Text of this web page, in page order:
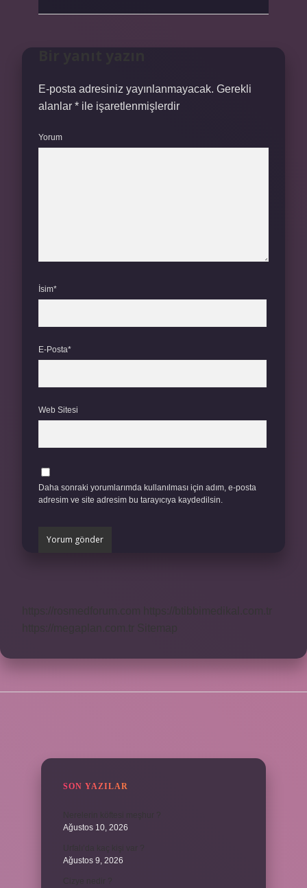
E-posta adresiniz yayınlanmayacak. Gerekli
alanlar * ile işaretlenmişlerdir
Yorum
İsim*
E-Posta*
Web Sitesi
Daha sonraki yorumlarımda kullanılması için adım, e-posta
adresim ve site adresim bu tarayıcıya kaydedilsin.
SON YAZILAR
Ağustos 10, 2026
Ağustos 9, 2026